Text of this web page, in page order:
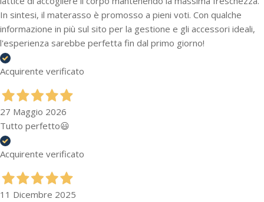
In sintesi, il materasso è promosso a pieni voti. Con qualche
informazione in più sul sito per la gestione e gli accessori ideali,
l'esperienza sarebbe perfetta fin dal primo giorno!
Acquirente verificato
27 Maggio 2026
Tutto perfetto😃
Acquirente verificato
11 Dicembre 2025